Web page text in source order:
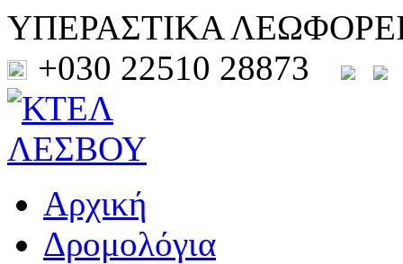
ΥΠΕΡΑΣΤΙΚΑ
+030 22510 28873
Αρχική
Δρομολόγια